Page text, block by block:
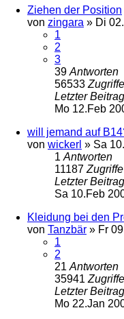
Ziehen der Position
von zingara » Di
1
2
3
39 Antworten
56533 Zugriffe
Letzter Beitrag
Mo 12.Feb
will jemand auf
von wickerl » Sa
1 Antworten
11187 Zugriffe
Letzter Beitrag
Sa 10.Feb
Kleidung bei den
von Tanzbär » Fr
1
2
21 Antworten
35941 Zugriffe
Letzter Beitrag
Mo 22.Jan